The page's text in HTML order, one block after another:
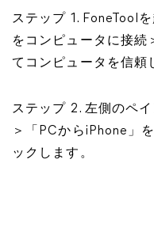
ステップ 1. FoneTool
をコンピュータに接続
てコンピュータを信頼
ステップ 2. 左側のペ
＞「PCからiPhone」
ックします。